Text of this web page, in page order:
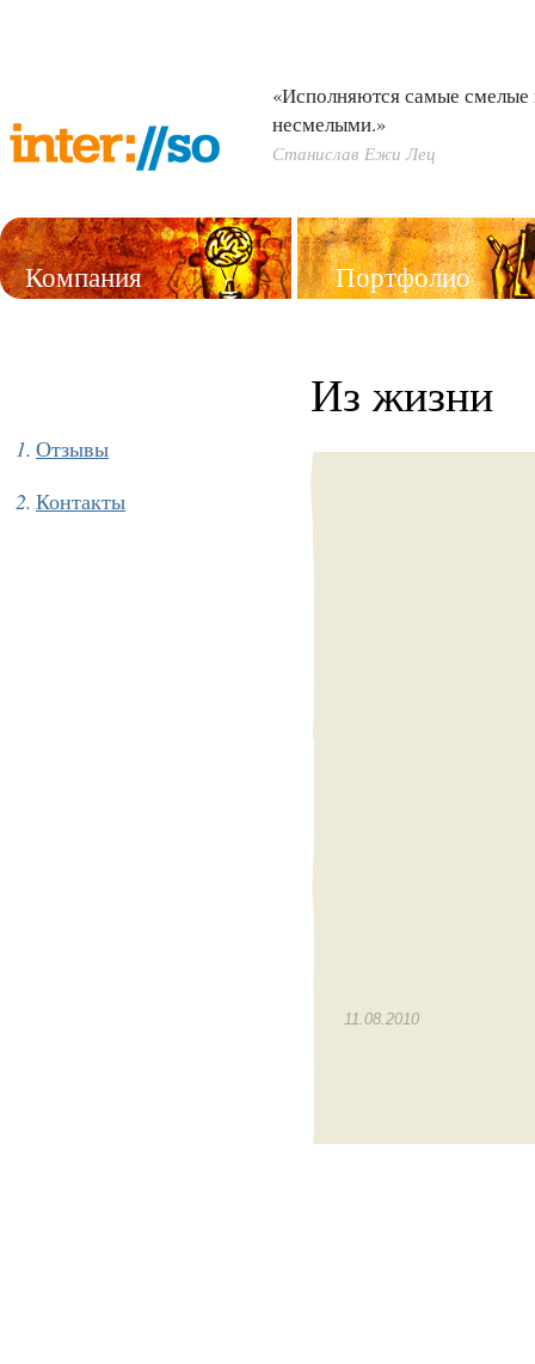
«Исполняются самые
несмелыми.»
Станислав Ежи Лец
Компания Портфолио
Отзывы
Контакты
Из жизни
11.08.2010